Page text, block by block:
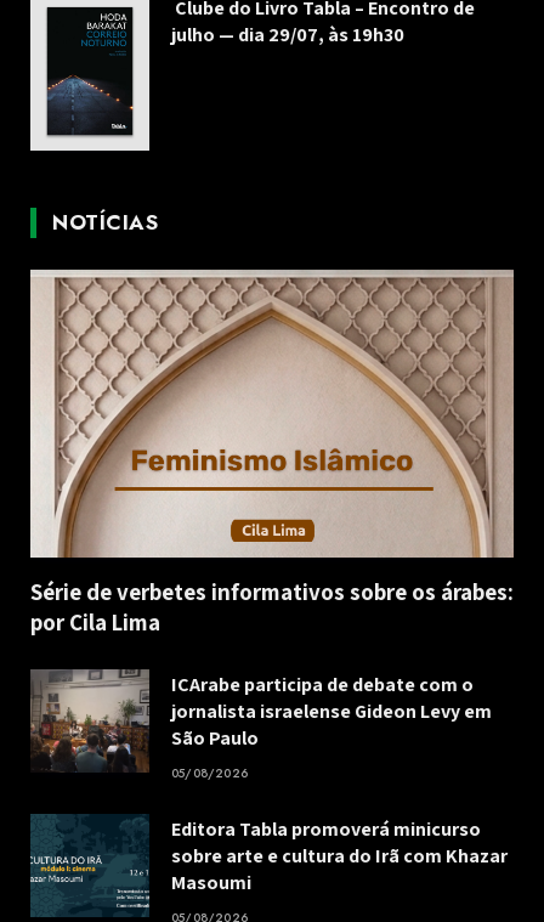
Clube do Livro Tabla – Encontro de
julho — dia 29/07, às 19h30
NOTÍCIAS
Série de verbetes informativos sobre os árabes:
por Cila Lima
ICArabe participa de debate com o
jornalista israelense Gideon Levy em
São Paulo
05/08/2026
Editora Tabla promoverá minicurso
sobre arte e cultura do Irã com Khazar
Masoumi
05/08/2026